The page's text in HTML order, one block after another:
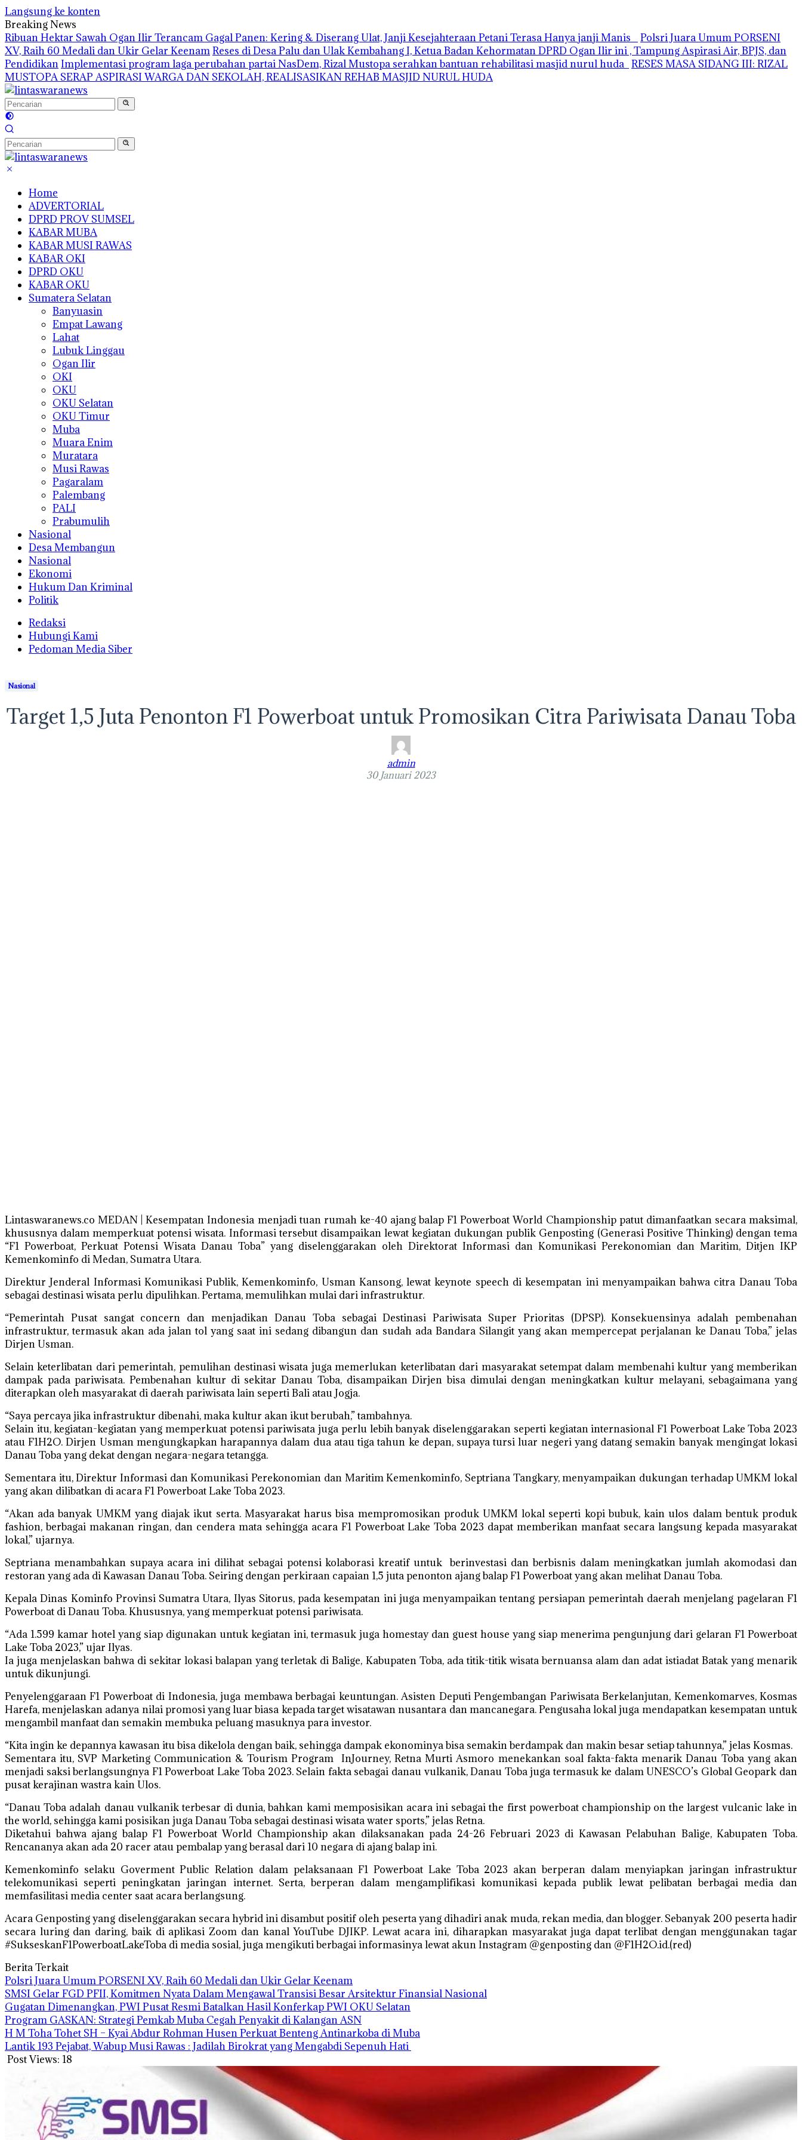
Langsung ke konten
Breaking News
Ribuan Hektar Sawah Ogan Ilir Terancam Gagal Panen: Kering & Diserang Ulat, Janji Kesejahteraan Petani Terasa Hanya janji Manis
Polsri Juara Umum PORSENI
XV, Raih 60 Medali dan Ukir Gelar KeenamReses di Desa Palu dan Ulak Kembahang I, Ketua Badan Kehormatan DPRD Ogan Ilir ini , Tampung Aspirasi Air, BPJS, dan
PendidikanImplementasi program laga perubahan partai NasDem, Rizal Mustopa serahkan bantuan rehabilitasi masjid nurul huda RESES MASA SIDANG III: RIZAL
MUSTOPA SERAP ASPIRASI WARGA DAN SEKOLAH, REALISASIKAN REHAB MASJID NURUL HUDA
Home
ADVERTORIAL
DPRD PROV SUMSEL
KABAR MUBA
KABAR MUSI RAWAS
KABAR OKI
DPRD OKU
KABAR OKU
Sumatera Selatan
Banyuasin
Empat Lawang
Lahat
Lubuk Linggau
Ogan Ilir
OKI
OKU
OKU Selatan
OKU Timur
Muba
Muara Enim
Muratara
Musi Rawas
Pagaralam
Palembang
PALI
Prabumulih
Nasional
Desa Membangun
Nasional
Ekonomi
Hukum Dan Kriminal
Politik
Redaksi
Hubungi Kami
Pedoman Media Siber
Nasional
Target 1,5 Juta Penonton F1 Powerboat untuk Promosikan Citra Pariwisata Danau Toba
admin
30 Januari 2023
Lintaswaranews.co MEDAN | Kesempatan Indonesia menjadi tuan rumah ke-40 ajang balap F1 Powerboat World Championship patut dimanfaatkan secara maksimal,
khususnya dalam memperkuat potensi wisata. Informasi tersebut disampaikan lewat kegiatan dukungan publik Genposting (Generasi Positive Thinking) dengan tema
“F1 Powerboat, Perkuat Potensi Wisata Danau Toba” yang diselenggarakan oleh Direktorat Informasi dan Komunikasi Perekonomian dan Maritim, Ditjen IKP
Kemenkominfo di Medan, Sumatra Utara.
Direktur Jenderal Informasi Komunikasi Publik, Kemenkominfo, Usman Kansong, lewat keynote speech di kesempatan ini menyampaikan bahwa citra Danau Toba
sebagai destinasi wisata perlu dipulihkan. Pertama, memulihkan mulai dari infrastruktur.
“Pemerintah Pusat sangat concern dan menjadikan Danau Toba sebagai Destinasi Pariwisata Super Prioritas (DPSP). Konsekuensinya adalah pembenahan
infrastruktur, termasuk akan ada jalan tol yang saat ini sedang dibangun dan sudah ada Bandara Silangit yang akan mempercepat perjalanan ke Danau Toba,” jelas
Dirjen Usman.
Selain keterlibatan dari pemerintah, pemulihan destinasi wisata juga memerlukan keterlibatan dari masyarakat setempat dalam membenahi kultur yang memberikan
dampak pada pariwisata. Pembenahan kultur di sekitar Danau Toba, disampaikan Dirjen bisa dimulai dengan meningkatkan kultur melayani, sebagaimana yang
diterapkan oleh masyarakat di daerah pariwisata lain seperti Bali atau Jogja.
“Saya percaya jika infrastruktur dibenahi, maka kultur akan ikut berubah,” tambahnya.
Selain itu, kegiatan-kegiatan yang memperkuat potensi pariwisata juga perlu lebih banyak diselenggarakan seperti kegiatan internasional F1 Powerboat Lake Toba 2023
atau F1H2O. Dirjen Usman mengungkapkan harapannya dalam dua atau tiga tahun ke depan, supaya tursi luar negeri yang datang semakin banyak mengingat lokasi
Danau Toba yang dekat dengan negara-negara tetangga.
Sementara itu, Direktur Informasi dan Komunikasi Perekonomian dan Maritim Kemenkominfo, Septriana Tangkary, menyampaikan dukungan terhadap UMKM lokal
yang akan dilibatkan di acara F1 Powerboat Lake Toba 2023.
“Akan ada banyak UMKM yang diajak ikut serta. Masyarakat harus bisa mempromosikan produk UMKM lokal seperti kopi bubuk, kain ulos dalam bentuk produk
fashion, berbagai makanan ringan, dan cendera mata sehingga acara F1 Powerboat Lake Toba 2023 dapat memberikan manfaat secara langsung kepada masyarakat
lokal,” ujarnya.
Septriana menambahkan supaya acara ini dilihat sebagai potensi kolaborasi kreatif untuk berinvestasi dan berbisnis dalam meningkatkan jumlah akomodasi dan
restoran yang ada di Kawasan Danau Toba. Seiring dengan perkiraan capaian 1,5 juta penonton ajang balap F1 Powerboat yang akan melihat Danau Toba.
Kepala Dinas Kominfo Provinsi Sumatra Utara, Ilyas Sitorus, pada kesempatan ini juga menyampaikan tentang persiapan pemerintah daerah menjelang pagelaran F1
Powerboat di Danau Toba. Khususnya, yang memperkuat potensi pariwisata.
“Ada 1.599 kamar hotel yang siap digunakan untuk kegiatan ini, termasuk juga homestay dan guest house yang siap menerima pengunjung dari gelaran F1 Powerboat
Lake Toba 2023,” ujar Ilyas.
Ia juga menjelaskan bahwa di sekitar lokasi balapan yang terletak di Balige, Kabupaten Toba, ada titik-titik wisata bernuansa alam dan adat istiadat Batak yang menarik
untuk dikunjungi.
Penyelenggaraan F1 Powerboat di Indonesia, juga membawa berbagai keuntungan. Asisten Deputi Pengembangan Pariwisata Berkelanjutan, Kemenkomarves, Kosmas
Harefa, menjelaskan adanya nilai promosi yang luar biasa kepada target wisatawan nusantara dan mancanegara. Pengusaha lokal juga mendapatkan kesempatan untuk
mengambil manfaat dan semakin membuka peluang masuknya para investor.
“Kita ingin ke depannya kawasan itu bisa dikelola dengan baik, sehingga dampak ekonominya bisa semakin berdampak dan makin besar setiap tahunnya,” jelas Kosmas.
Sementara itu, SVP Marketing Communication & Tourism Program InJourney, Retna Murti Asmoro menekankan soal fakta-fakta menarik Danau Toba yang akan
menjadi saksi berlangsungnya F1 Powerboat Lake Toba 2023. Selain fakta sebagai danau vulkanik, Danau Toba juga termasuk ke dalam UNESCO’s Global Geopark dan
pusat kerajinan wastra kain Ulos.
“Danau Toba adalah danau vulkanik terbesar di dunia, bahkan kami memposisikan acara ini sebagai the first powerboat championship on the largest vulcanic lake in
the world, sehingga kami posisikan juga Danau Toba sebagai destinasi wisata water sports,” jelas Retna.
Diketahui bahwa ajang balap F1 Powerboat World Championship akan dilaksanakan pada 24-26 Februari 2023 di Kawasan Pelabuhan Balige, Kabupaten Toba.
Rencananya akan ada 20 racer atau pembalap yang berasal dari 10 negara di ajang balap ini.
Kemenkominfo selaku Goverment Public Relation dalam pelaksanaan F1 Powerboat Lake Toba 2023 akan berperan dalam menyiapkan jaringan infrastruktur
telekomunikasi seperti peningkatan jaringan internet. Serta, berperan dalam mengamplifikasi komunikasi kepada publik lewat pelibatan berbagai media dan
memfasilitasi media center saat acara berlangsung.
Acara Genposting yang diselenggarakan secara hybrid ini disambut positif oleh peserta yang dihadiri anak muda, rekan media, dan blogger. Sebanyak 200 peserta hadir
secara luring dan daring, baik di aplikasi Zoom dan kanal YouTube DJIKP. Lewat acara ini, diharapkan masyarakat juga dapat terlibat dengan menggunakan tagar
#SukseskanF1PowerboatLakeToba di media sosial, juga mengikuti berbagai informasinya lewat akun Instagram @genposting dan @F1H2O.id.(red)
Berita Terkait
Polsri Juara Umum PORSENI XV, Raih 60 Medali dan Ukir Gelar Keenam
SMSI Gelar FGD PFII, Komitmen Nyata Dalam Mengawal Transisi Besar Arsitektur Finansial Nasional
Gugatan Dimenangkan, PWI Pusat Resmi Batalkan Hasil Konferkap PWI OKU Selatan
Program GASKAN: Strategi Pemkab Muba Cegah Penyakit di Kalangan ASN
H M Toha Tohet SH – Kyai Abdur Rohman Husen Perkuat Benteng Antinarkoba di Muba
‎Lantik 193 Pejabat, Wabup Musi Rawas : Jadilah Birokrat yang Mengabdi Sepenuh Hati
Post Views: 18